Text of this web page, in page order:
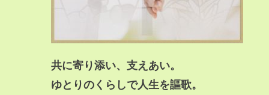
共に寄り添い、支えあい。
ゆとりのくらしで人生を謳歌。